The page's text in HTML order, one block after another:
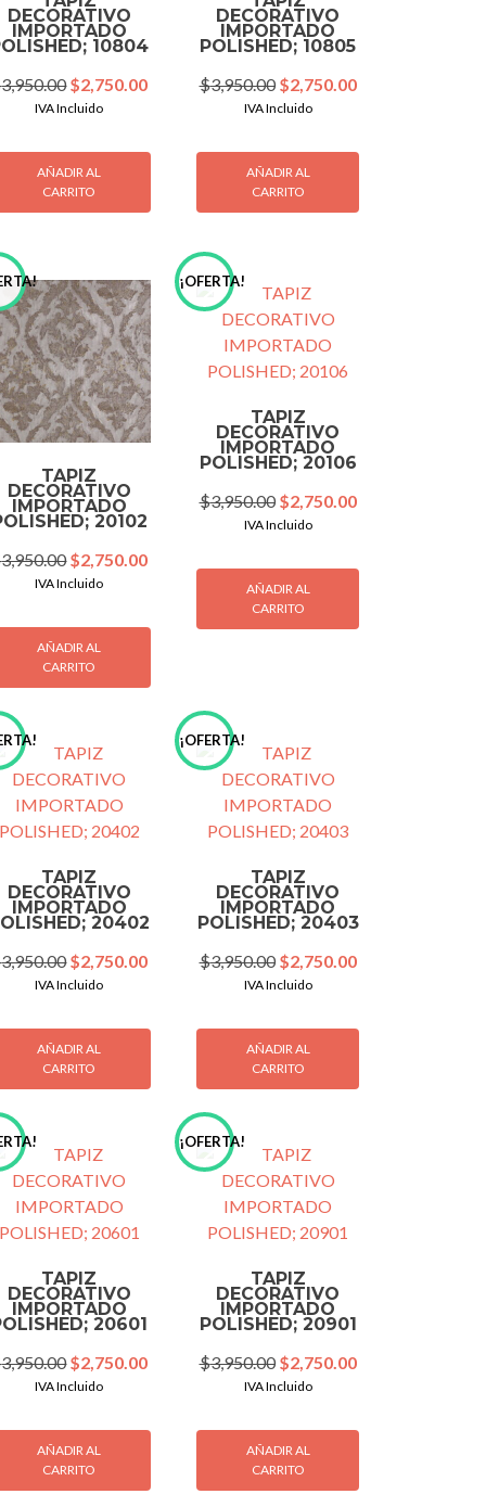
DECORATIVO
IMPORTADO
10804
3,950.00Original
price
$3,950.00.
$2,750.00Current
$2,750.00.
IVA Incluido
AÑADIR AL
CARRITO
DECORATIVO
IMPORTADO
POLISHED; 10805
$3,950.00 Original
price
$3,950.00.
$2,750.00Current
$2,750.00.
IVA Incluido
AÑADIR AL
CARRITO
TAPIZ
DECORATIVO
IMPORTADO
20102
3,950.00Original
price
$3,950.00.
$2,750.00Current
$2,750.00.
IVA Incluido
AÑADIR AL
CARRITO
¡OFERTA!
TAPIZ
DECORATIVO
IMPORTADO
POLISHED; 20106
$3,950.00 Original
price
$3,950.00.
$2,750.00Current
$2,750.00.
IVA Incluido
AÑADIR AL
CARRITO
TAPIZ
DECORATIVO
IMPORTADO
20402
3,950.00Original
price
$3,950.00.
$2,750.00Current
$2,750.00.
IVA Incluido
AÑADIR AL
CARRITO
¡OFERTA!
TAPIZ
DECORATIVO
IMPORTADO
POLISHED; 20403
$3,950.00 Original
price
$3,950.00.
$2,750.00Current
$2,750.00.
IVA Incluido
AÑADIR AL
CARRITO
TAPIZ
DECORATIVO
IMPORTADO
20601
3,950.00Original
price
$3,950.00.
$2,750.00Current
$2,750.00.
IVA Incluido
AÑADIR AL
CARRITO
¡OFERTA!
TAPIZ
DECORATIVO
IMPORTADO
POLISHED; 20901
$3,950.00 Original
price
$3,950.00.
$2,750.00Current
$2,750.00.
IVA Incluido
AÑADIR AL
CARRITO